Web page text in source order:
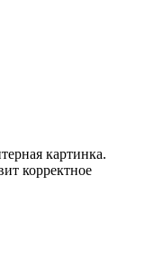
картинка.
корректное